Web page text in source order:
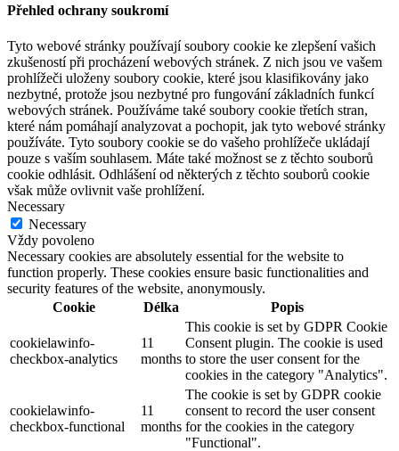
Přehled ochrany soukromí
Tyto webové stránky používají soubory cookie ke zlepšení vašich
zkušeností při procházení webových stránek. Z nich jsou ve vašem
prohlížeči uloženy soubory cookie, které jsou klasifikovány jako
nezbytné, protože jsou nezbytné pro fungování základních funkcí
webových stránek. Používáme také soubory cookie třetích stran,
které nám pomáhají analyzovat a pochopit, jak tyto webové stránky
používáte. Tyto soubory cookie se do vašeho prohlížeče ukládají
pouze s vaším souhlasem. Máte také možnost se z těchto souborů
cookie odhlásit. Odhlášení od některých z těchto souborů cookie
však může ovlivnit vaše prohlížení.
Necessary
Necessary
Vždy povoleno
Necessary cookies are absolutely essential for the website to
function properly. These cookies ensure basic functionalities and
security features of the website, anonymously.
Cookie
Délka Popis
cookielawinfo-
checkbox-analytics
11
months
This cookie is set by GDPR Cookie
Consent plugin. The cookie is used
to store the user consent for the
cookies in the category "Analytics".
cookielawinfo-
checkbox-functional
11
months
The cookie is set by GDPR cookie
consent to record the user consent
for the cookies in the category
"Functional".